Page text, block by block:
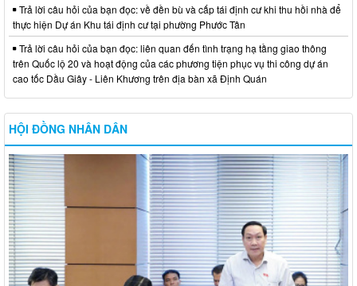
Trả lời câu hỏi của bạn đọc: về đền bù và cấp tái định cư khi thu hồi nhà để
thực hiện Dự án Khu tái định cư tại phường Phước Tân
Trả lời câu hỏi của bạn đọc: liên quan đến tình trạng hạ tầng giao thông
trên Quốc lộ 20 và hoạt động của các phương tiện phục vụ thi công dự án
cao tốc Dầu Giây - Liên Khương trên địa bàn xã Định Quán
HỘI ĐỒNG NHÂN DÂN